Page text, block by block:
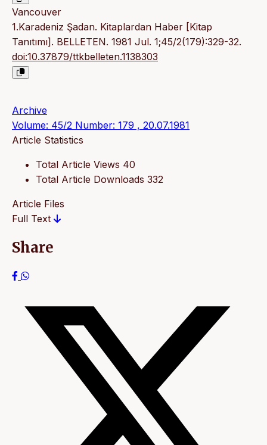
Vancouver
1.Karadeniz Şadan. Kitaplardan Haber [Kitap
Tanıtımı]. BELLETEN. 1981 Jul. 1;45/2(179):329-32.
doi:10.37879/ttkbelleten.1138303
Archive
Volume: 45/2 Number: 179 , 20.07.1981
Article Statistics
Total Article Views 40
Total Article Downloads 332
Article Files
Full Text
Share